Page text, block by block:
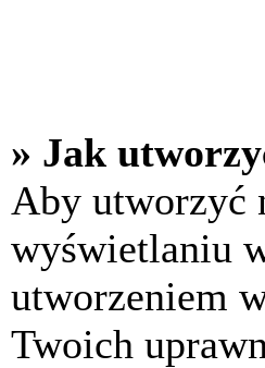
» Jak
Aby utworzyć
wyświetlaniu
utworzeniem
Twoich